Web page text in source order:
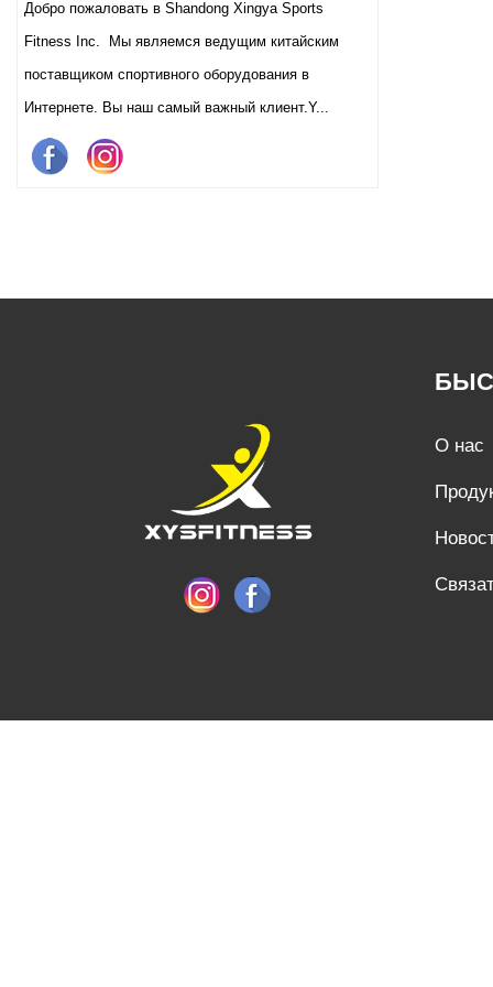
залов и клубов с высоким
трафиком.
Добро пожаловать в Shandong Xingya Sports
Fitness Inc. Мы являемся ведущим китайским
поставщиком спортивного оборудования в
Интернете. Вы наш самый важный клиент.Y...
О нас